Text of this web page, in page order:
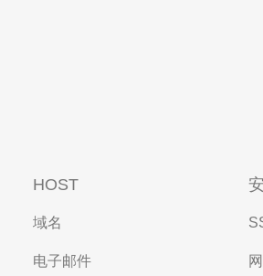
HOST
域名
电子邮件